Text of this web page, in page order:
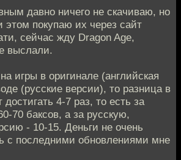
давно ничего не скачиваю, но
этом покупаю их через сайт
сейчас жду Dragon Age,
выслали.
игры в оригинале (английская
(русские версии), то разница в
4-7 раз, то есть за
70 баксов, а за русскую,
- 10-15. Деньги не очень
с последними обновлениями мне